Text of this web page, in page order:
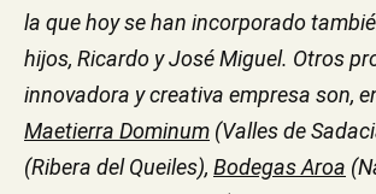
la que hoy se han incorporado
hijos, Ricardo y José Miguel. Otros
innovadora y creativa empresa son,
Maetierra Dominum (Valles de
(Ribera del Queiles), Bodegas Aroa